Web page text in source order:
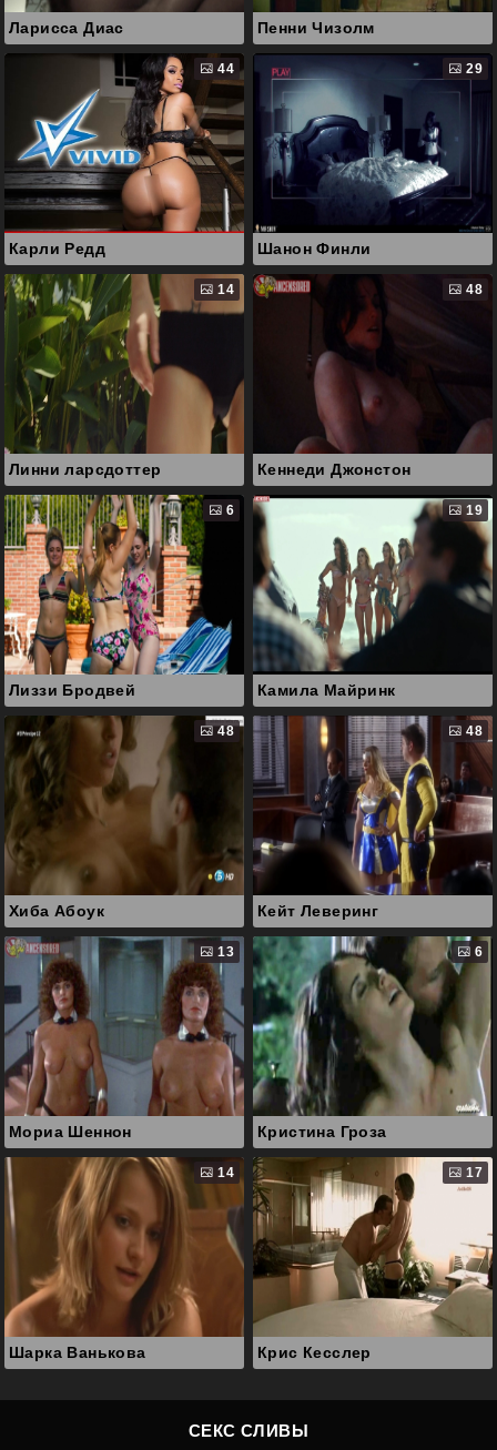
Ларисса Диас Пенни Чизолм
44
Карли Редд
29
Шанон Финли
14
Линни ларсдоттер
48
Кеннеди Джонстон
6
Лиззи Бродвей
19
Камила Майринк
48
Хиба Абоук
48
Кейт Леверинг
13
Мориа Шеннон
6
Кристина Гроза
14
Шарка Ванькова
17
Крис Кесслер
СЕКС СЛИВЫ